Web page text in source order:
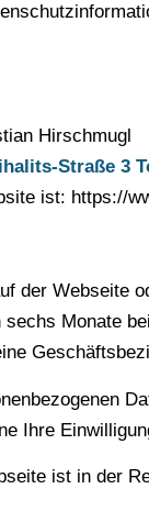
Hirschmugl
Straße 3
ist: https://
der Webseite
Monate
Ihre
ist in der